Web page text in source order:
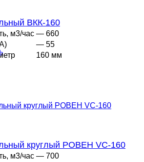
ВКК-160
м3/час — 660
— 55
160 мм
круглый РОВЕН VC-160
м3/час — 700